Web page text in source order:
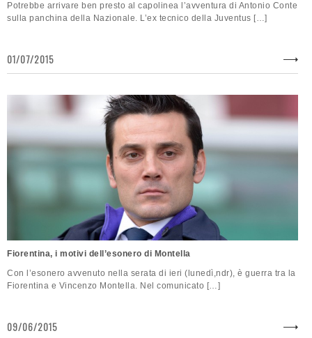
Potrebbe arrivare ben presto al capolinea l’avventura di Antonio Conte
sulla panchina della Nazionale. L’ex tecnico della Juventus […]
01/07/2015
Fiorentina, i motivi dell’esonero di Montella
Con l’esonero avvenuto nella serata di ieri (lunedì,ndr), è guerra tra la
Fiorentina e Vincenzo Montella. Nel comunicato […]
09/06/2015